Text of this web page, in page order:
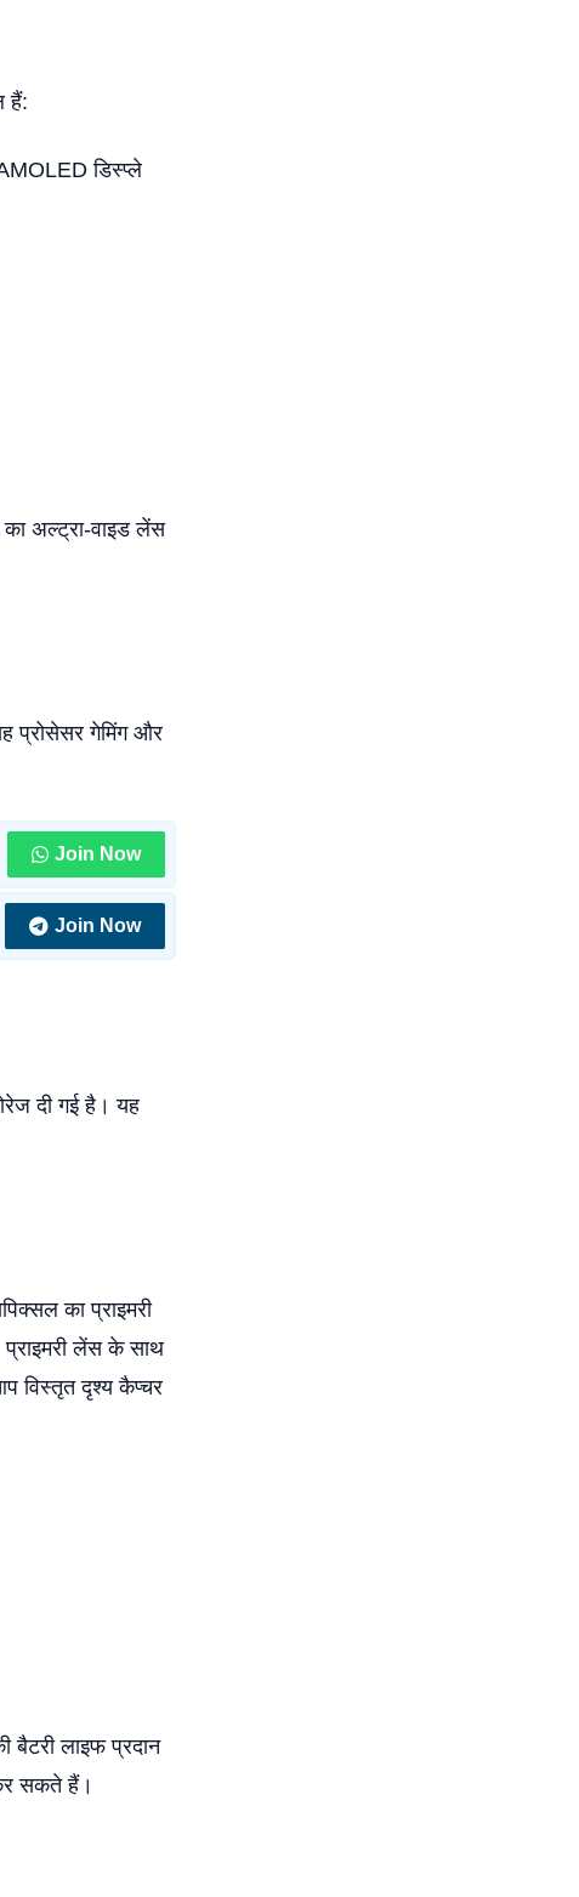
हैं:
डिस्प्ले
अल्ट्रा-वाइड लेंस
प्रोसेसर गेमिंग और
Join Now
Join Now
दी गई है। यह
का प्राइमरी
लेंस के साथ
विस्तृत दृश्य कैप्चर
लाइफ प्रदान
सकते हैं।